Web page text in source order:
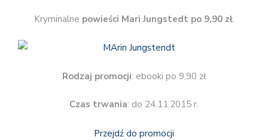
Kryminalne powieści Mari Jungstedt po 9,90 zł.
Rodzaj promocji: ebooki po 9,90 zł
Czas trwania: do 24.11.2015 r.
Przejdź do promocji